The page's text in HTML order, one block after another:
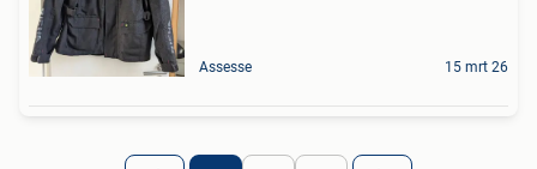
Assesse 15 mrt 26